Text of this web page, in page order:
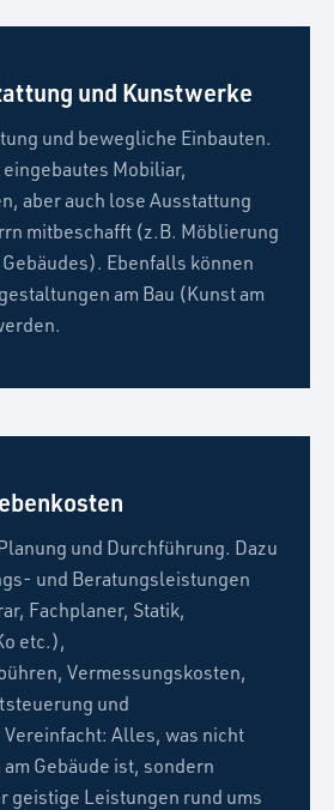
und Kunstwerke
und bewegliche Einbauten.
Mobiliar,
aber auch lose Ausstattung
mitbeschafft (z.B. Möblierung
Ebenfalls können
am Bau (Kunst am
und Durchführung. Dazu
und Beratungsleistungen
Fachplaner, Statik,
etc.),
Vermessungskosten,
und
Alles, was nicht
Gebäude ist, sondern
geistige Leistungen rund ums